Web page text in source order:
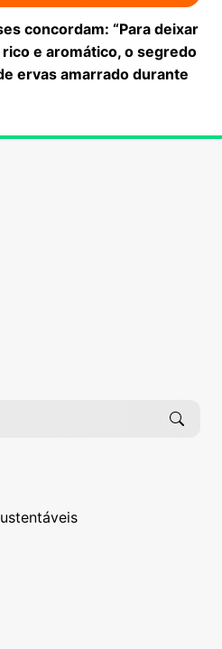
concordam: “Para deixar
e aromático, o segredo
ervas amarrado durante